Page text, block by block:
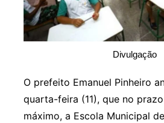
Divulgação
O prefeito Emanuel Pinheiro
quarta-feira (11), que no
máximo, a Escola Municipal